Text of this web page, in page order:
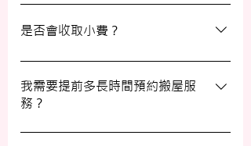
50%作為行政費。
若您無法在搬運當日赴約，請至少提前兩個
工作日的下午三時通知我們，否則我們將有
是否會收取小費？
我們不會向客戶索取小費，但客戶可自願性
地為搬運團隊作獎賞，以表達對我們服務的
滿意。
我需要提前多長時間預約搬屋服
務？
我們建議您在搬屋前一至三星期預約搬運日